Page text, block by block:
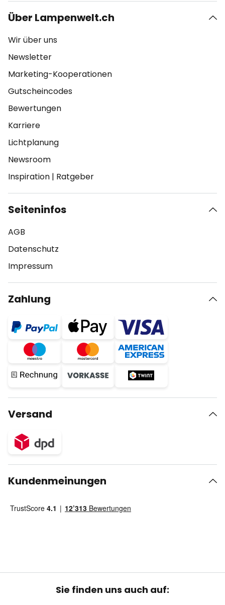
Über Lampenwelt.ch
Wir über uns
Newsletter
Marketing-Kooperationen
Gutscheincodes
Bewertungen
Karriere
Lichtplanung
Newsroom
Inspiration | Ratgeber
Seiteninfos
AGB
Datenschutz
Impressum
Zahlung
Versand
Kundenmeinungen
Sie finden uns auch auf: